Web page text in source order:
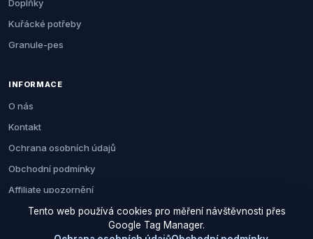
Doplňky
Kuřácké potřeby
Granule-pes
INFORMACE
O nás
Kontakt
Ochrana osobních údajů
Obchodní podmínky
Affiliate upozornění
Tento web používá cookies pro měření návštěvnosti přes
Google Tag Manager.